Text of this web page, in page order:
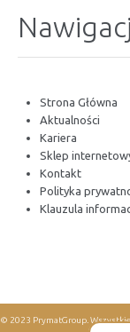
Strona Główna
Aktualności
Kariera
Sklep
Kontakt
Polityka
Klauzula
© 2023 PrymatGroup.